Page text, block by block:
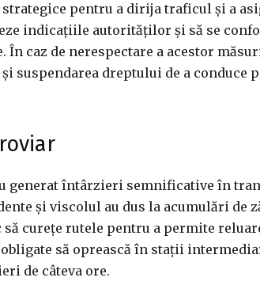
pentru a dirija traficul și a
indicațiile autorităților și să se
caz de nerespectare a acestor
suspendarea dreptului de a conduce
generat întârzieri semnificative în
și viscolul au dus la acumulări de
curețe rutele pentru a permite
să oprească în stații
de câteva ore.